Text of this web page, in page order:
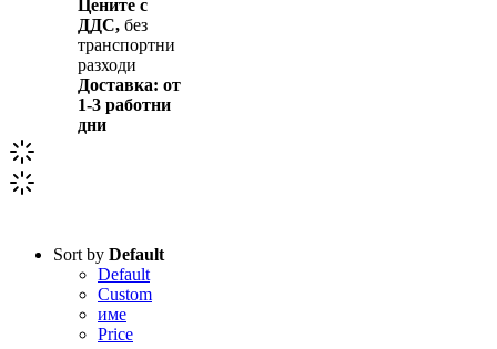
Цените с
ДДС, без
транспортни
разходи
Доставка: от
1-3 работни
дни
Sort by Default
Default
Custom
име
Price